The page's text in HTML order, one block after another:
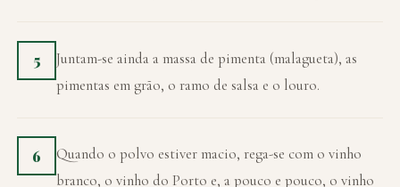
5
Juntam-se ainda a massa de pimenta (malagueta), as
pimentas em grão, o ramo de salsa e o louro.
6
Quando o polvo estiver macio, rega-se com o vinho
branco, o vinho do Porto e, a pouco e pouco, o vinho